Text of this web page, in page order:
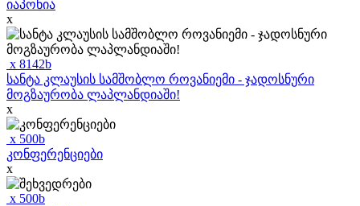
იაპონია
x
x 8142b
სანტა კლაუსის სამშობლო როვანიემი - ჯადოსნური
მოგზაურობა ლაპლანდიაში!
x
x 500b
კონფერენციები
x
x 500b